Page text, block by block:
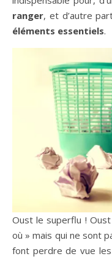
ranger, et d’autre
éléments essentiels.
Oust le superflu ! Oust
où » mais qui ne sont
font perdre de vue